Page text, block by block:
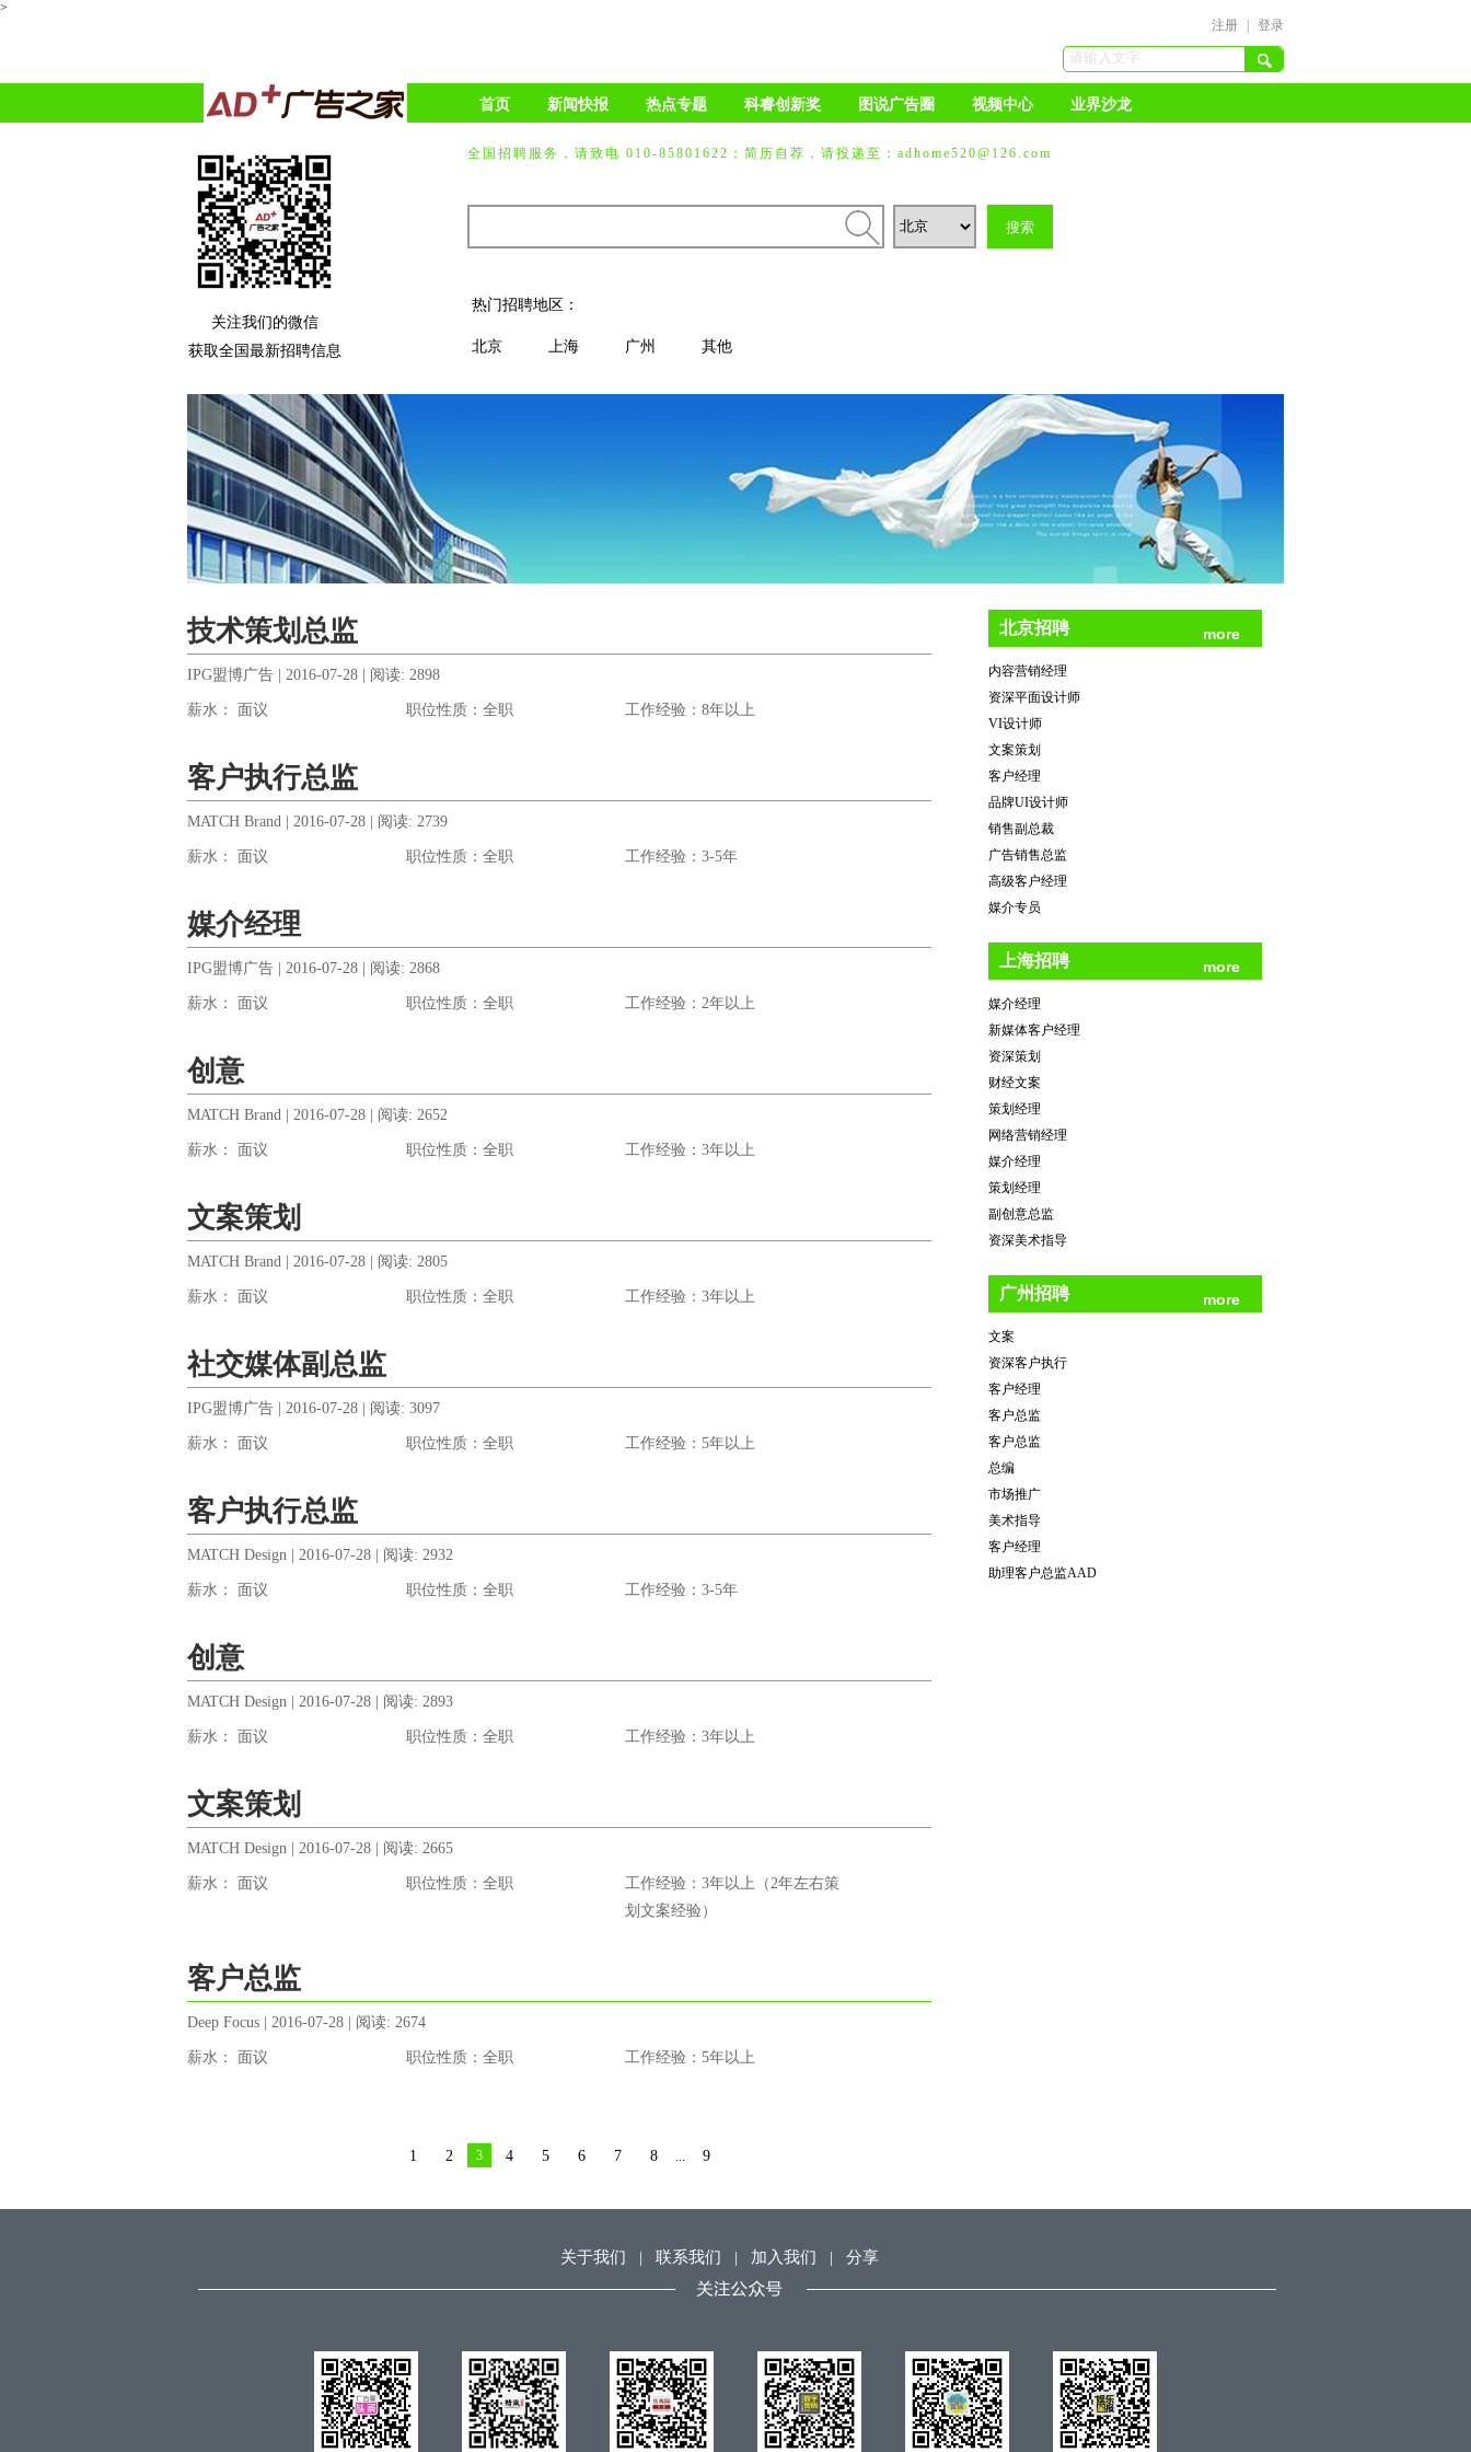
>
注册
登录
首页 新闻快报 热点专题 科睿创新奖 图说广告圈 视频中心 业界沙龙
关注我们的微信
获取全国最新招聘信息
全国招聘服务，请致电 010-85801622；简历自荐，请投递至：adhome520@126.com
热门招聘地区：
北京 上海 广州 其他
技术策划总监
IPG盟博广告 | 2016-07-28 | 阅读: 2898
薪水： 面议 职位性质：全职 工作经验：8年以上
客户执行总监
MATCH Brand | 2016-07-28 | 阅读: 2739
薪水： 面议 职位性质：全职 工作经验：3-5年
媒介经理
IPG盟博广告 | 2016-07-28 | 阅读: 2868
薪水： 面议 职位性质：全职 工作经验：2年以上
创意
MATCH Brand | 2016-07-28 | 阅读: 2652
薪水： 面议 职位性质：全职 工作经验：3年以上
文案策划
MATCH Brand | 2016-07-28 | 阅读: 2805
薪水： 面议 职位性质：全职 工作经验：3年以上
社交媒体副总监
IPG盟博广告 | 2016-07-28 | 阅读: 3097
薪水： 面议 职位性质：全职 工作经验：5年以上
客户执行总监
MATCH Design | 2016-07-28 | 阅读: 2932
薪水： 面议 职位性质：全职 工作经验：3-5年
创意
MATCH Design | 2016-07-28 | 阅读: 2893
薪水： 面议 职位性质：全职 工作经验：3年以上
文案策划
MATCH Design | 2016-07-28 | 阅读: 2665
薪水： 面议 职位性质：全职
工作经验：3年以上（2年左右策
划文案经验）
客户总监
Deep Focus | 2016-07-28 | 阅读: 2674
薪水： 面议 职位性质：全职 工作经验：5年以上
1 2 3 4 5 6 7 8 ... 9
北京招聘 more
内容营销经理
资深平面设计师
VI设计师
文案策划
客户经理
品牌UI设计师
销售副总裁
广告销售总监
高级客户经理
媒介专员
上海招聘 more
媒介经理
新媒体客户经理
资深策划
财经文案
策划经理
网络营销经理
媒介经理
策划经理
副创意总监
资深美术指导
广州招聘 more
文案
资深客户执行
客户经理
客户总监
客户总监
总编
市场推广
美术指导
客户经理
助理客户总监AAD
关于我们 | 联系我们 | 加入我们 | 分享